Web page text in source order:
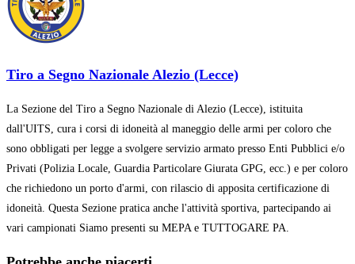
Tiro a Segno Nazionale Alezio (Lecce)
La Sezione del Tiro a Segno Nazionale di Alezio (Lecce), istituita
dall'UITS, cura i corsi di idoneità al maneggio delle armi per coloro che
sono obbligati per legge a svolgere servizio armato presso Enti Pubblici e/o
Privati (Polizia Locale, Guardia Particolare Giurata GPG, ecc.) e per coloro
che richiedono un porto d'armi, con rilascio di apposita certificazione di
idoneità. Questa Sezione pratica anche l'attività sportiva, partecipando ai
vari campionati Siamo presenti su MEPA e TUTTOGARE PA.